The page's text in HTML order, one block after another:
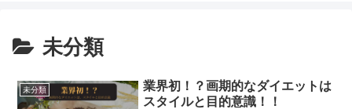
未分類
未分類
業界初！？画期的なダイエットは
スタイルと目的意識！！